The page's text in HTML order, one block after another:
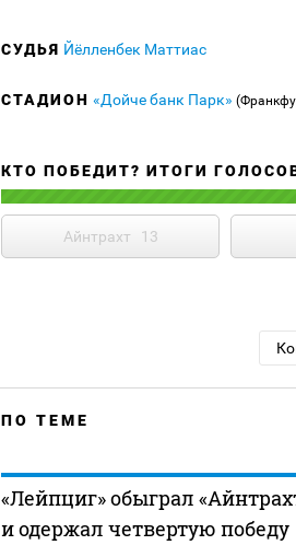
СУДЬЯ Йёлленбек Маттиас
СТАДИОН «Дойче банк Парк»
КТО ПОБЕДИТ? ИТОГИ
Айнтрахт 13
ПО ТЕМЕ
«Лейпциг» обыграл
и одержал четвертую победу